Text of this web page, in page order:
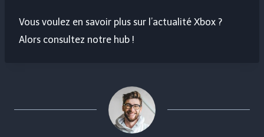
Vous voulez en savoir plus sur l’actualité Xbox ?
Alors consultez notre hub !